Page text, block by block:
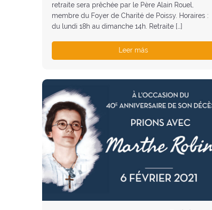
retraite sera prêchée par le Père Alain Rouel,
membre du Foyer de Charité de Poissy. Horaires :
du lundi 18h au dimanche 14h. Retraite […]
Leer más